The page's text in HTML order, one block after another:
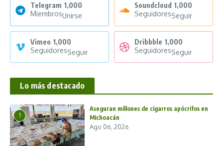
Telegram 1,000
MiembrosUnirse
Soundcloud 1,000
SeguidoresSeguir
Vimeo 1,000
SeguidoresSeguir
Dribbble 1,000
SeguidoresSeguir
Lo más destacado
1
Aseguran millones de cigarros apócrifos en
Michoacán
Ago 06, 2026